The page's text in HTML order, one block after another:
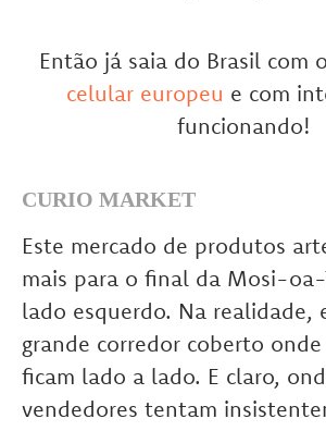
Então já saia do Brasil com o
celular europeu e com
funcionando!
CURIO MARKET
Este mercado de produtos
mais para o final da Mosi-
lado esquerdo. Na realidade,
grande corredor coberto
ficam lado a lado. E claro,
vendedores tentam